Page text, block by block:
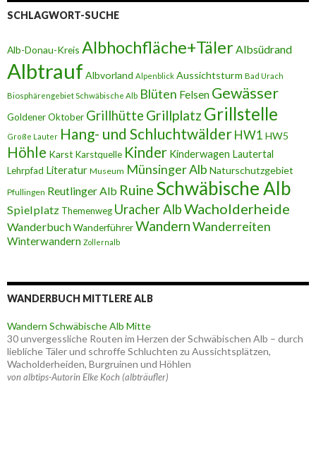
SCHLAGWORT-SUCHE
Alb-Donau-Kreis Albhochfläche+TälerAlbsüdrand
Albtrauf Albvorland Alpenblick Aussichtsturm Bad Urach
Biosphärengebiet Schwäbische Alb Blüten Felsen Gewässer
Goldener Oktober Grillhütte Grillplatz Grillstelle
Große Lauter Hang- und SchluchtwälderHW1 HW5
Höhle Karst Karstquelle Kinder Kinderwagen Lautertal
Lehrpfad Literatur Museum Münsinger Alb Naturschutzgebiet
Pfullingen Reutlinger Alb Ruine Schwäbische Alb
Spielplatz Themenweg Uracher AlbWacholderheide
WanderbuchWanderführerWandernWanderreiten
Winterwandern Zollernalb
WANDERBUCH MITTLERE ALB
Wandern Schwäbische Alb Mitte
30 unvergessliche Routen im Herzen der Schwäbischen Alb – durch
liebliche Täler und schroffe Schluchten zu Aussichtsplätzen,
Wacholderheiden, Burgruinen und Höhlen
von albtips-Autorin Elke Koch (albträufler)